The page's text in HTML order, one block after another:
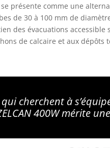
se présente comme une
de 30 à 100 mm de
des évacuations
de calcaire et aux dépôts
cherchent à
400W mérite